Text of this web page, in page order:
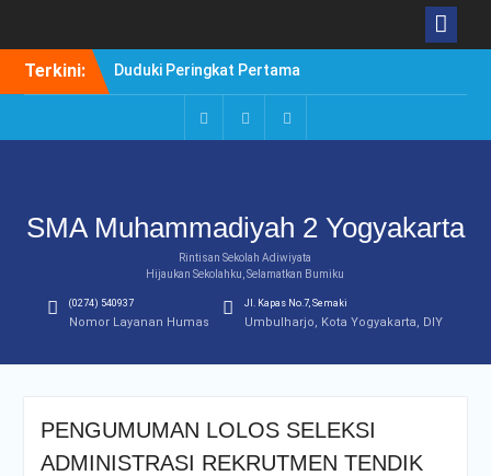
Terkini:
Duduki Peringkat Pertama
Rangking Pararel IPA
Selamat!Siswa Diterima
PTN Jalur SBMPTN 2020
Negeri?
InstagramFacebookTwitter
SMA Muhammadiyah 2 Yogyakarta
Rintisan Sekolah Adiwiyata
Hijaukan Sekolahku, Selamatkan Bumiku
(0274) 540937
Nomor Layanan Humas
Jl. Kapas No.7, Semaki
Umbulharjo, Kota Yogyakarta, DIY
PENGUMUMAN LOLOS SELEKSI
ADMINISTRASI REKRUTMEN TENDIK